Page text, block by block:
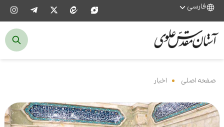
فارسی
صفحه اصلی اخبار